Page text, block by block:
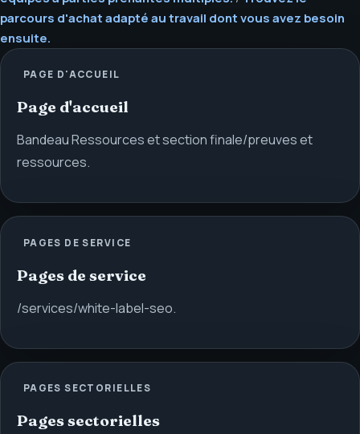
parcours d'achat adapté au travail dont vous avez besoin
ensuite.
PAGE D'ACCUEIL
Page d'accueil
Bandeau Ressources et section finale/preuves et
ressources.
PAGES DE SERVICE
Pages de service
/services/white-label-seo.
PAGES SECTORIELLES
Pages sectorielles